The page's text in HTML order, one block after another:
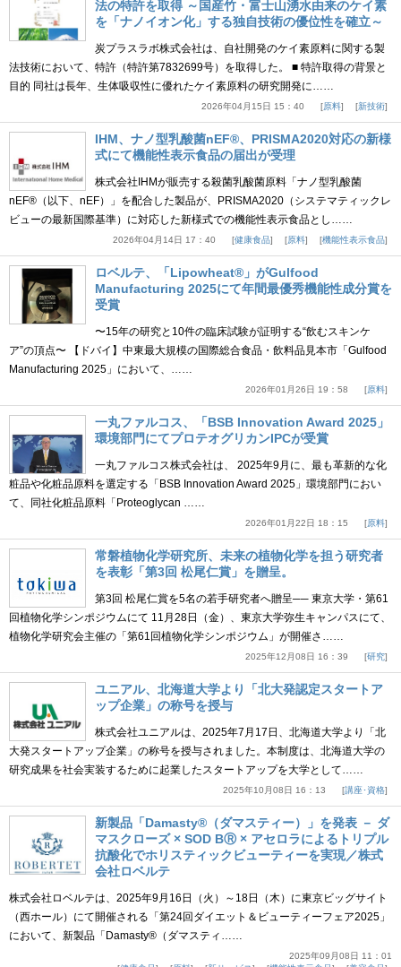
法の特許を取得 ～国産竹・富士山湧水由来のケイ素
を「ナノイオン化」する独自技術の優位性を確立～
炭プラスラボ株式会社は、自社開発のケイ素原料に関する製
法技術において、特許（特許第7832699号）を取得した。 ■ 特許取得の背景と
目的 同社は長年、生体吸収性に優れたケイ素原料の研究開発に……
2026年04月15日 15：40 原料 新技術
IHM、ナノ型乳酸菌nEF®、PRISMA2020対応の新様
式にて機能性表示食品の届出が受理
株式会社IHMが販売する殺菌乳酸菌原料「ナノ型乳酸菌
nEF®（以下、nEF）」を配合した製品が、PRISMA2020（システマティックレ
ビューの最新国際基準）に対応した新様式での機能性表示食品とし……
2026年04月14日 17：40 健康食品 原料 機能性表示食品
ロベルテ、「Lipowheat®」がGulfood
Manufacturing 2025にて年間最優秀機能性成分賞を
受賞
〜15年の研究と10件の臨床試験が証明する“飲むスキンケ
ア”の頂点〜 【ドバイ】中東最大規模の国際総合食品・飲料品見本市「Gulfood
Manufacturing 2025」において、……
2026年01月26日 19：58 原料
一丸ファルコス、「BSB Innovation Award 2025」
環境部門にてプロテオグリカンIPCが受賞
一丸ファルコス株式会社は、 2025年9月に、最も革新的な化
粧品や化粧品原料を選定する「BSB Innovation Award 2025」環境部門におい
て、同社化粧品原料「Proteoglycan ……
2026年01月22日 18：15 原料
常磐植物化学研究所、未来の植物化学を担う研究者
を表彰「第3回 松尾仁賞」を贈呈。
第3回 松尾仁賞を5名の若手研究者へ贈呈── 東京大学・第61
回植物化学シンポジウムにて 11月28日（金）、東京大学弥生キャンパスにて、
植物化学研究会主催の「第61回植物化学シンポジウム」が開催さ……
2025年12月08日 16：39 研究
ユニアル、北海道大学より「北大発認定スタートア
ップ企業」の称号を授与
株式会社ユニアルは、2025年7月17日、北海道大学より「北
大発スタートアップ企業」の称号を授与されました。本制度は、北海道大学の
研究成果を社会実装するために起業したスタートアップを大学として……
2025年10月08日 16：13 講座･資格
新製品「Damasty®（ダマスティー）」を発表 － ダ
マスクローズ × SOD BⓇ × アセロラによるトリプル
抗酸化でホリスティックビューティーを実現／株式
会社ロベルテ
株式会社ロベルテは、2025年9月16日（火）～18日（木）に東京ビッグサイト
（西ホール）にて開催される「第24回ダイエット＆ビューティーフェア2025」
において、新製品「Damasty®（ダマスティ……
2025年09月08日 11：01